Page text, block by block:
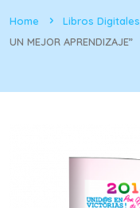
Home Libros Digitales
UN MEJOR APRENDIZAJE”